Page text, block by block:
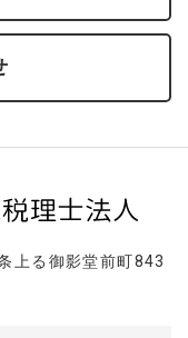
上る御影堂前町843